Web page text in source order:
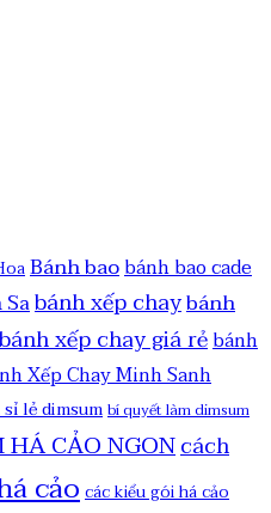
Bánh baobánh bao cade
bánh xếp chaybánh
bánh xếp chay giá rẻbánh
Xếp Chay Minh Sanh
lẻ dimsumbí quyết làm dimsum
HÁ CẢO NGONcách
cảocác kiểu gói há cảo